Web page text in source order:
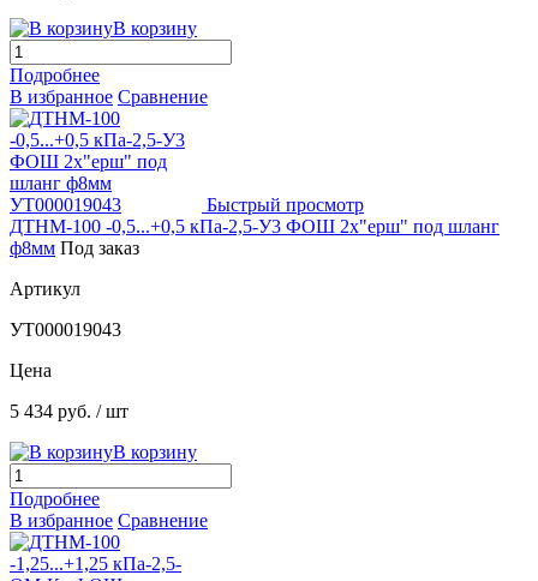
В корзину
Подробнее
В избранное Сравнение
Быстрый просмотр
ДТНМ-100 -0,5...+0,5 кПа-2,5-У3 ФОШ 2х"ерш" под шланг
ф8мм Под заказ
Артикул
УТ000019043
Цена
5 434 руб. / шт
В корзину
Подробнее
В избранное Сравнение